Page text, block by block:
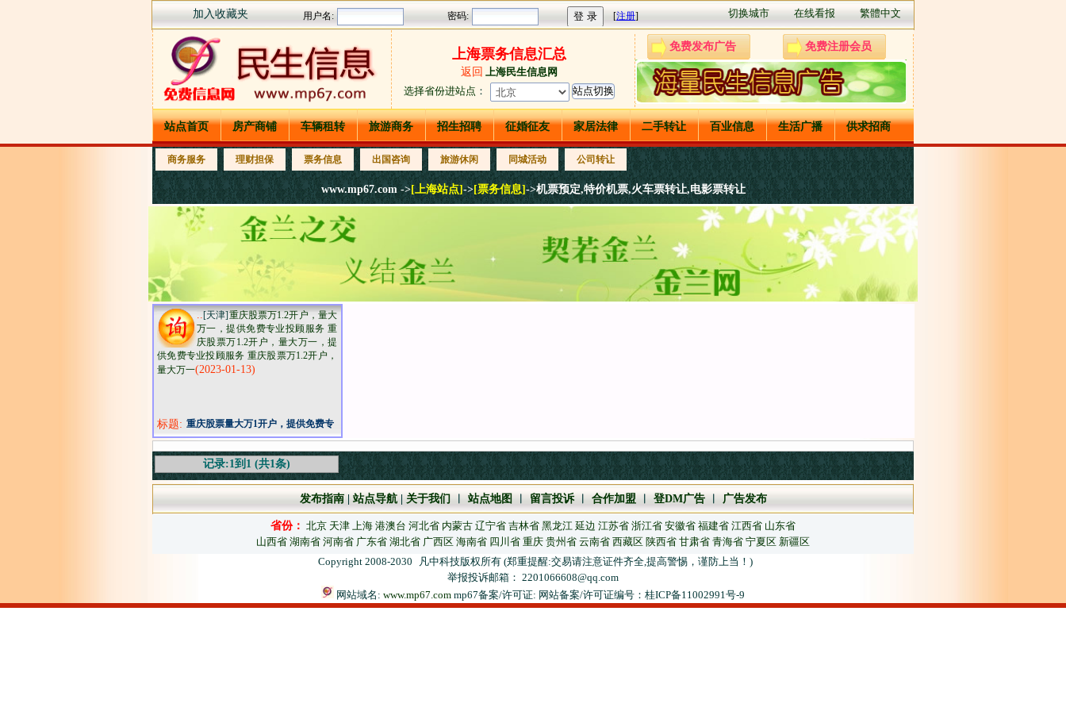
切换城市 在线看报 繁體中文
加入收藏夹
免费发布广告 免费注册会员
上海票务信息汇总
返回 上海民生信息网
选择省份进站点 ：
站点首页 房产商铺 车辆租转 旅游商务 招生招聘 征婚征友 家居法律 二手转让 百业信息 生活广播 供求招商
商务服务 理财担保 票务信息 出国咨询 旅游休闲 同城活动 公司转让
www.mp67.com ->[上海站点]->[票务信息] ->机票预定,特价机票,火车票转让,电影票转让
..[天津]重庆股票万1.2开户，量大
万一，提供免费专业投顾服务 重
庆股票万1.2开户，量大万一，提
供免费专业投顾服务 重庆股票万1.2开户，
量大万一(2023-01-13)
标题: 重庆股票量大万1开户，提供免费专
业投顾服务
记录:1到1 (共1条)
发布指南|站点导航| 关于我们 站点地图 留言投诉︱ 合作加盟 登DM广告︱ 广告发布
省份： 北京 天津 上海 港澳台 河北省 内蒙古 辽宁省 吉林省 黑龙江 延边 江苏省 浙江省 安徽省 福建省 江西省 山东省
山西省 湖南省 河南省 广东省 湖北省 广西区 海南省 四川省 重庆 贵州省 云南省 西藏区 陕西省 甘肃省 青海省 宁夏区 新疆区
Copyright 2008-2030
凡中科技版权所有 (郑重提醒:交易请注意证件齐全,提高警惕，谨防上当！)
举报投诉邮箱： 2201066608@qq.com
网站域名: www.mp67.com mp67备案/许可证: 网站备案/许可证编号：桂ICP备11002991号-9